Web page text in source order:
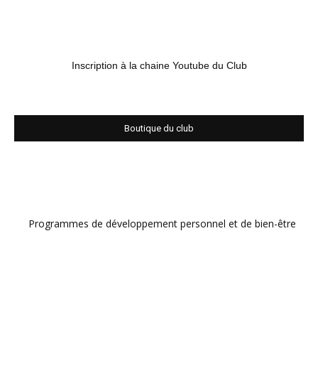
Inscription à la chaine Youtube du Club
Boutique du club
Programmes de développement personnel et de bien-être